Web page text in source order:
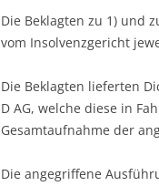
Die Beklagten zu 1) und
vom Insolvenzgericht
Die Beklagten lieferten
D AG, welche diese in
Gesamtaufnahme der
Die angegriffene